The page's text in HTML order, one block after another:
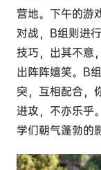
营地。下午的游
对战，B组则进
技巧，出其不意
出阵阵嬉笑。B
突，互相配合，
进攻，不亦乐乎
学们朝气蓬勃的